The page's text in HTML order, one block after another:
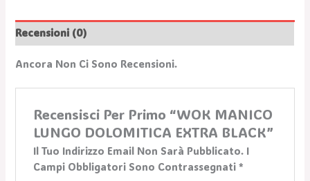
Recensioni (0)
Ancora Non Ci Sono Recensioni.
Recensisci Per Primo “WOK MANICO
LUNGO DOLOMITICA EXTRA BLACK”
Il Tuo Indirizzo Email Non Sarà Pubblicato. I
Campi Obbligatori Sono Contrassegnati *